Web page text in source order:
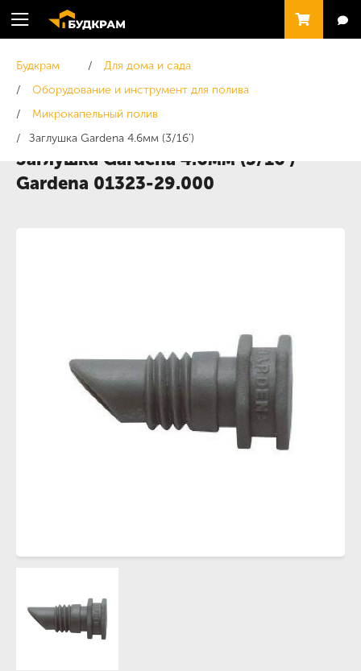
Будкрам
Для дома и сада
Оборудование и инструмент для полива
Микрокапельный полив
Заглушка Gardena 4.6мм (3/16')
Заглушка Gardena 4.6мм (3/16')
Gardena 01323-29.000